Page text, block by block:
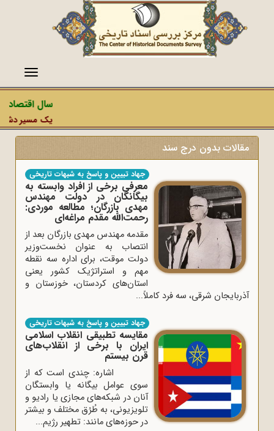
منو
سال اقتصاد
یک مسیر
مقالات بدون درج سند
جهاد تبیین و پاسخ به شبهات تاریخی
معرفی برخی از افراد وابسته به
بیگانگان در دولت مهندس
مهدی بازرگان؛ مطالعه موردی:
رحمت‌الله مقدم ‌مراغه‌ای
مقدمه مهندس مهدی بازرگان بعد از
انتصاب به عنوان نخست‌وزیر
دولت موقت، برای اداره سه نقطه
مهم و استراتژیک کشور یعنی
استان‌های کردستان، خوزستان و
آذربایجان شرقی، سه فرد کاملاً...
جهاد تبیین و پاسخ به شبهات تاریخی
مقایسه تطبیقی انقلاب اسلامی
ایران با برخی از انقلاب‌های
قرن بیستم
اشاره: چندی است که از
سوی عوامل بیگانه یا وابستگان
آنان در شبکه‌های مجازی یا رادیو و
تلویزیونی، به طُرُق مختلف و بیشتر
در حوزه‌های مانند: تطهیر رژیم...